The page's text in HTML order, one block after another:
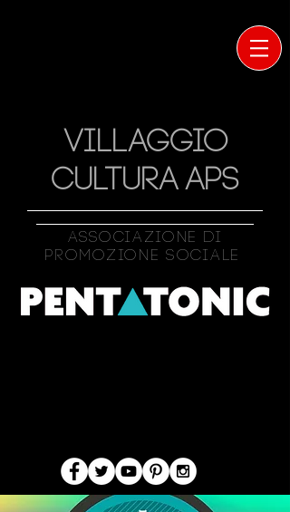
VILLAGGIO
CULTURA APS
Associazione Di
Promozione Sociale